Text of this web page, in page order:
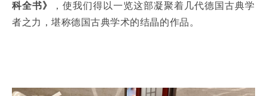
科全书》
，使我们得以一览这部凝聚着几代德国古典学
者之力，堪称德国古典学术的结晶的作品。